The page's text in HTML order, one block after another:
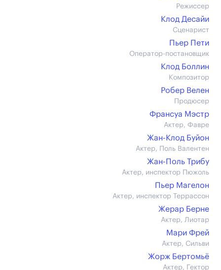
Режиссер
Клод Десайи
Сценарист
Пьер Пети
Оператор-постановщик
Клод Боллин
Композитор
Робер Велен
Продюсер
Франсуа Мэстр
Актер, Фавре
Жан-Клод Буйон
Актер, Поль Валентен
Жан-Поль Трибу
Актер, инспектор Пюжоль
Пьер Магелон
Актер, инспектор Террассон
Жерар Берне
Актер, Лиотар
Мари Фрей
Актер, Сильви
Жорж Бертомьё
Актер, Гектор